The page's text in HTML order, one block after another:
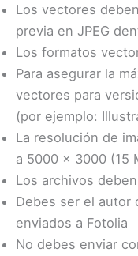
Los vectores
previa en JPEG
Los formatos
Para asegurar la
vectores para
(por ejemplo:
La resolución de
a 5000 x 3000 (15
Los archivos
Debes ser el autor
enviados a Fotolia
No debes enviar